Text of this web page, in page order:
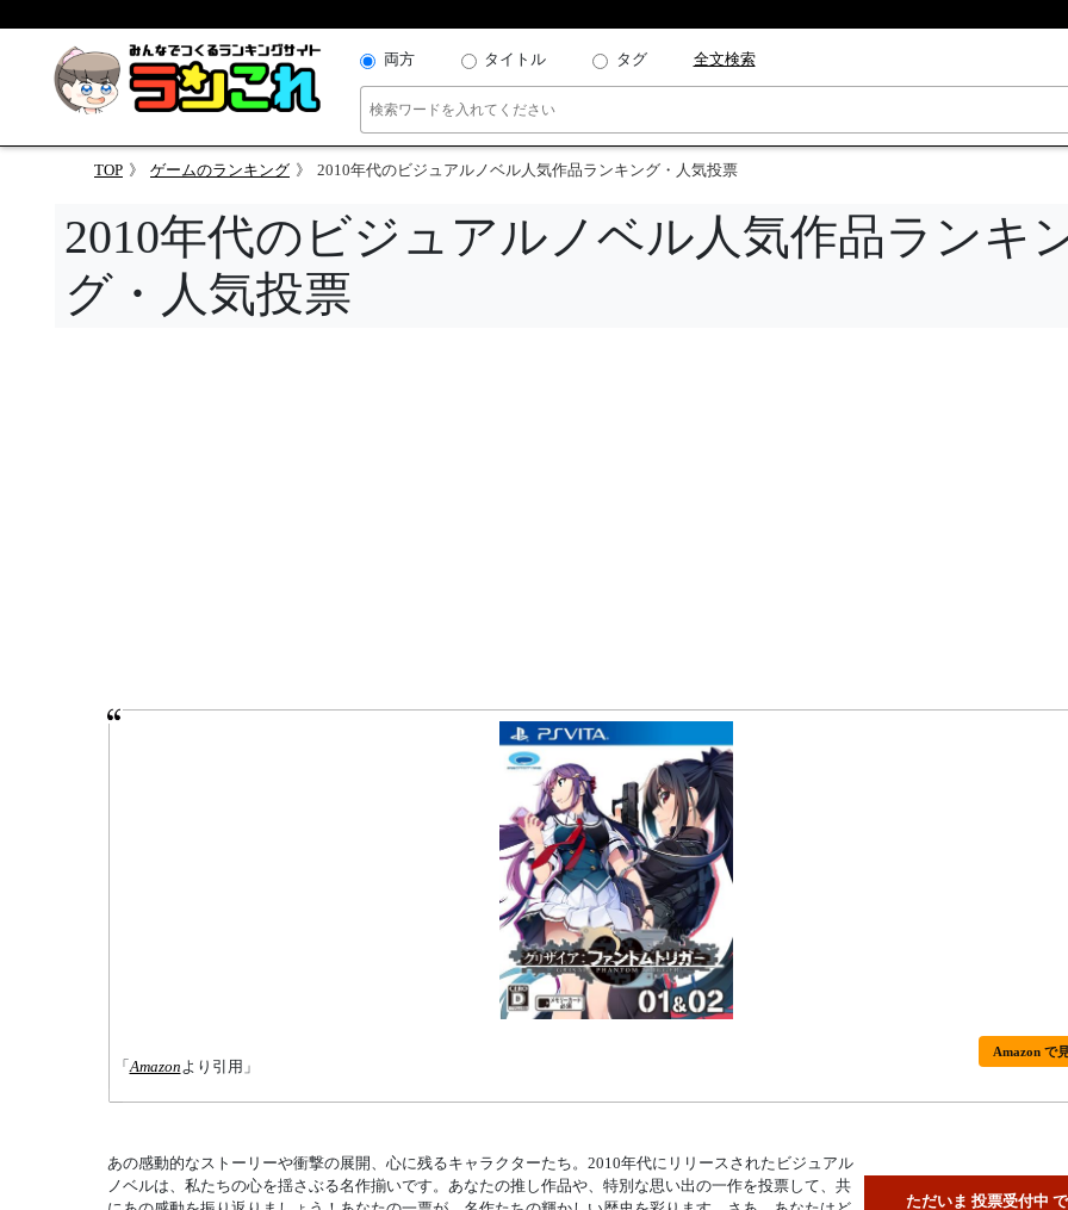
両方 タイトル タグ 全文検索
TOP ゲームのランキング 2010年代のビジュアルノベル人気作品ランキング・人気投票
2010年代のビジュアルノベル人気作品ランキ
グ・人気投票
「Amazonより引用」
Amazon で
あの感動的なストーリーや衝撃の展開、心に残るキャラクターたち。2010年代にリリースされたビジュアル
ノベルは、私たちの心を揺さぶる名作揃いです。あなたの推し作品や、特別な思い出の一作を投票して、共
ただいま 投票受付中